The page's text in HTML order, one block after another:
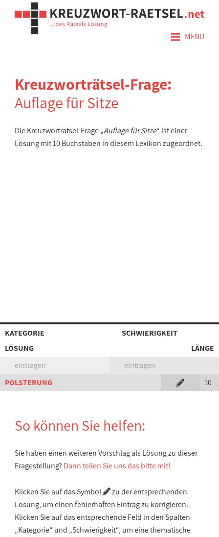
≡ MENÜ
Kreuzworträtsel-Frage:
Auflage für Sitze
Die Kreuzworträtsel-Frage „Auflage für Sitze“ ist einer
Lösung mit 10 Buchstaben in diesem Lexikon zugeordnet.
KATEGORIE
SCHWIERIGKEIT
LÖSUNG
LÄNGE
eintragen
eintragen
POLSTERUNG
10
So können Sie helfen:
Sie haben einen weiteren Vorschlag als Lösung zu dieser
Fragestellung? Dann teilen Sie uns das bitte mit!
Klicken Sie auf das Symbol
zu der entsprechenden
Lösung, um einen fehlerhaften Eintrag zu korrigieren.
Klicken Sie auf das entsprechende Feld in den Spalten
„Kategorie“ und „Schwierigkeit“, um eine thematische